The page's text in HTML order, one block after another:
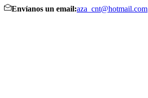
Envíanos un email:aza_cnt@hotmail.com